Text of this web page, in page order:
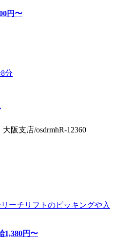
円〜
分
阪支店/osdrmhR-12360
ーチリフトのピッキングや入
1,380円〜